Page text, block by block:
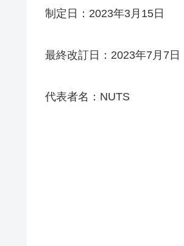
制定日：2023年3月15日
最終改訂日：2023年7月7日
代表者名：NUTS